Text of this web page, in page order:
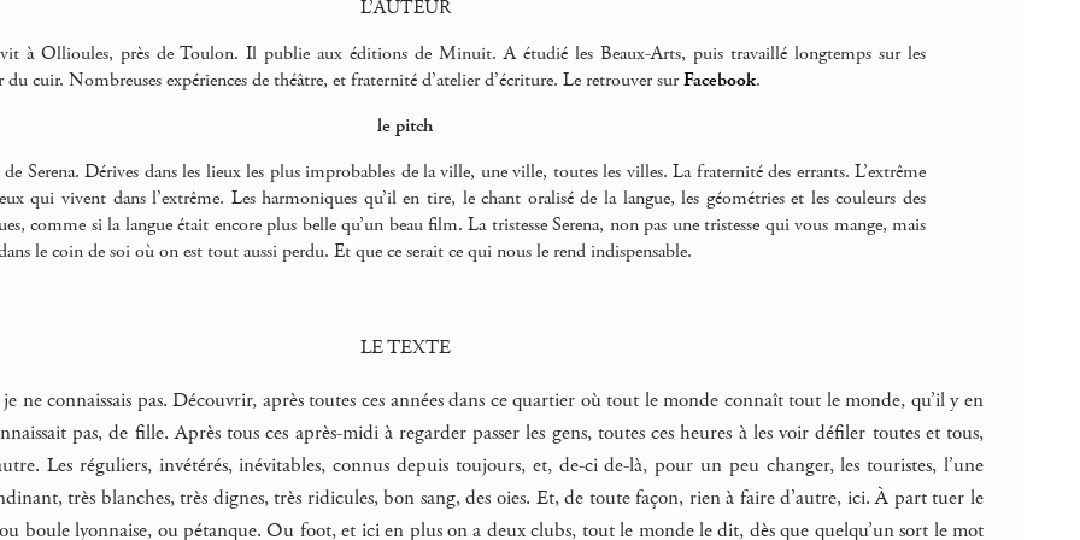
L’AUTEUR
vit à Ollioules, près de Toulon. Il publie aux éditions de Minuit. A étudié les Beaux-Arts, puis travaillé longtemps sur les
du cuir. Nombreuses expériences de théâtre, et fraternité d’atelier d’écriture. Le retrouver surFacebook.
le pitch
Serena. Dérives dans les lieux les plus improbables de la ville, une ville, toutes les villes. La fraternité des errants. L’extrême
qui vivent dans l’extrême. Les harmoniques qu’il en tire, le chant oralisé de la langue, les géométries et les couleurs des
comme si la langue était encore plus belle qu’un beau film. La tristesse Serena, non pas une tristesse qui vous mange, mais
le coin de soi où on est tout aussi perdu. Et que ce serait ce qui nous le rend indispensable.
LE TEXTE
ne connaissais pas. Découvrir, après toutes ces années dans ce quartier où tout le monde connaît tout le monde, qu’il y en
pas, de fille. Après tous ces après-midi à regarder passer les gens, toutes ces heures à les voir défiler toutes et tous,
Les réguliers, invétérés, inévitables, connus depuis toujours, et, de-ci de-là, pour un peu changer, les touristes, l’une
très blanches, très dignes, très ridicules, bon sang, des oies. Et, de toute façon, rien à faire d’autre, ici. À part tuer le
ou boule lyonnaise, ou pétanque. Ou foot, et ici en plus on a deux clubs, tout le monde le dit, dès que quelqu’un sort le mot